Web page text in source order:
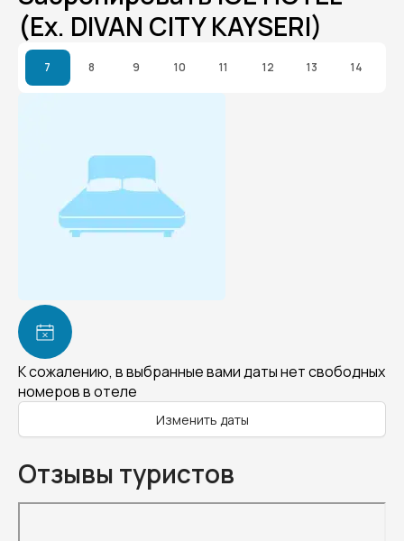
(Ex. DIVAN CITY KAYSERI)
7 8 9 10 11 12 13 14
К сожалению, в выбранные вами даты нет свободных
номеров в отеле
Изменить даты
Отзывы туристов